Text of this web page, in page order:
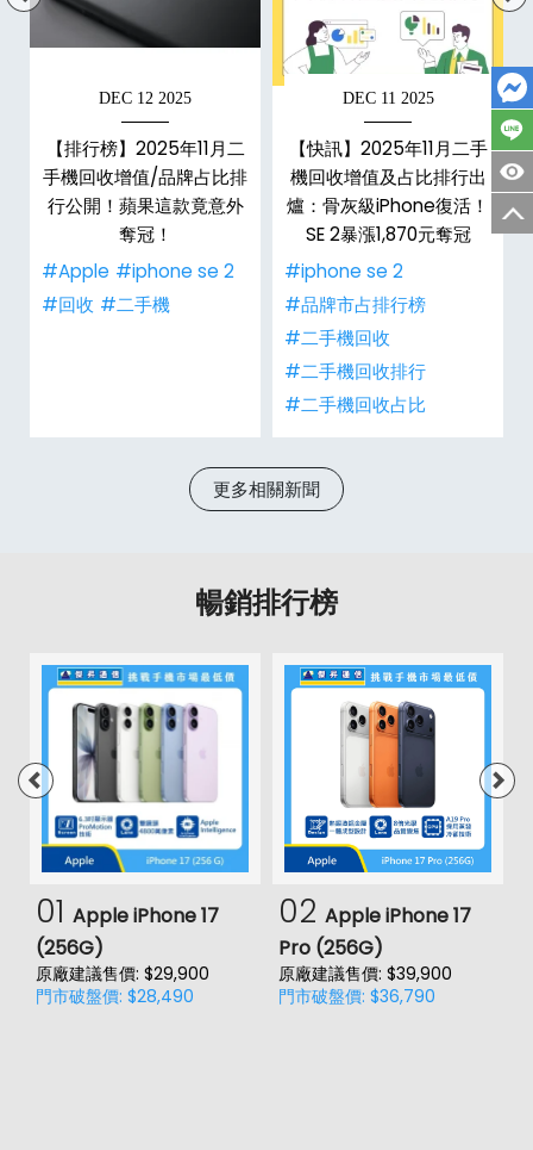
DEC 12 2025
【排行榜】2025年11月二
手機回收增值/品牌占比排
行公開！蘋果這款竟意外
奪冠！
#Apple #iphone se 2
#回收 #二手機
DEC 11 2025
【快訊】2025年11月二手
機回收增值及占比排行出
爐：骨灰級iPhone復活！
SE 2暴漲1,870元奪冠
#iphone se 2
#品牌市占排行榜
#二手機回收
#二手機回收排行
#二手機回收占比
更多相關新聞
暢銷排行榜
01 Apple iPhone 17
(256G)
原廠建議售價: $29,900
門市破盤價: $28,490
02 Apple iPhone 17
Pro (256G)
原廠建議售價: $39,900
門市破盤價: $36,790